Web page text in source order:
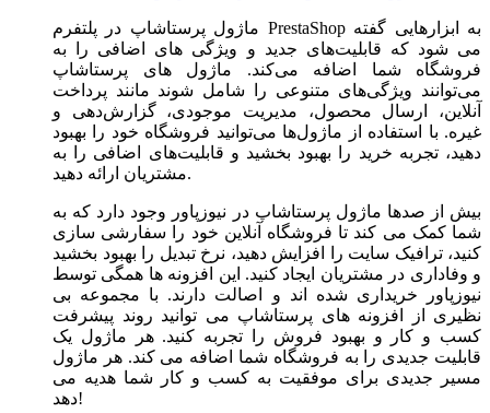
ماژول‌ پرستاشاپ در پلتفرم PrestaShop به ابزارهایی گفته
می شود که قابلیت‌های جدید و ویژگی های اضافی را به
فروشگاه شما اضافه می‌کند. ماژول های پرستاشاپ
می‌توانند ویژگی‌های متنوعی را شامل شوند مانند پرداخت
آنلاین، ارسال محصول، مدیریت موجودی، گزارش‌دهی و
غیره. با استفاده از ماژول‌ها می‌توانید فروشگاه خود را بهبود
دهید، تجربه خرید را بهبود بخشید و قابلیت‌های اضافی را به
مشتریان ارائه دهید.
بیش از صدها ماژول پرستاشاپ در نیوزپاور وجود دارد که به
شما کمک می کند تا فروشگاه آنلاین خود را سفارشی سازی
کنید، ترافیک سایت را افزایش دهید، نرخ تبدیل را بهبود بخشید
و وفاداری در مشتریان ایجاد کنید. این افزونه ها همگی توسط
نیوزپاور خریداری شده اند و اصالت دارند. با مجموعه بی
نظیری از افزونه های پرستاشاپ می توانید روند پیشرفت
کسب و کار و بهبود فروش را تجربه کنید. هر ماژول یک
قابلیت جدیدی را به فروشگاه شما اضافه می کند. هر ماژول
مسیر جدیدی برای موفقیت به کسب و کار شما هدیه می
دهد!